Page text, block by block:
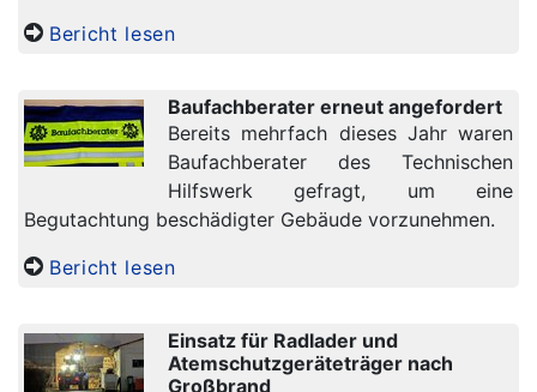
Bericht lesen
Baufachberater erneut angefordert
Bereits mehrfach dieses Jahr waren
Baufachberater des Technischen
Hilfswerk gefragt, um eine
Begutachtung beschädigter Gebäude vorzunehmen.
Bericht lesen
Einsatz für Radlader und
Atemschutzgeräteträger nach
Großbrand